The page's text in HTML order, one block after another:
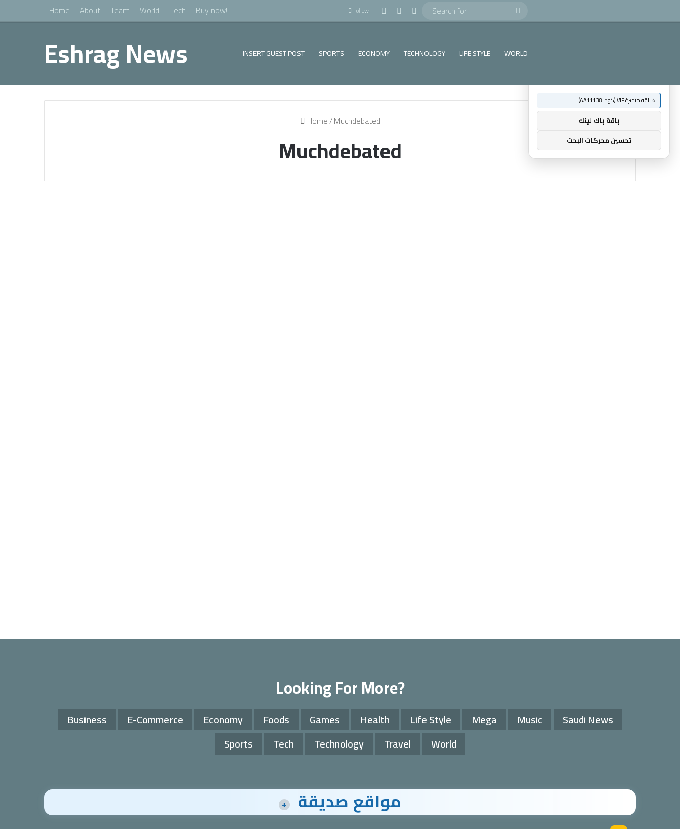
Home About Team World Tech Buy now! Follow Log In Random Article
Sidebar
Search
Eshrag News INSERT GUEST POST SPORTS ECONOMY TECHNOLOGY LIFE STYLE WORLD
Home/Muchdebated
Muchdebated
Looking For More?
Business E-Commerce Economy Foods Games Health Life Style Mega Music
Saudi News
Sports
Tech Technology Travel World
مواقع صديقة +
🚀 توصيات : ×
⭐ باقة متميزة VIP (كود: AA11138):
باقة باك لينك
تحسين محركات البحث